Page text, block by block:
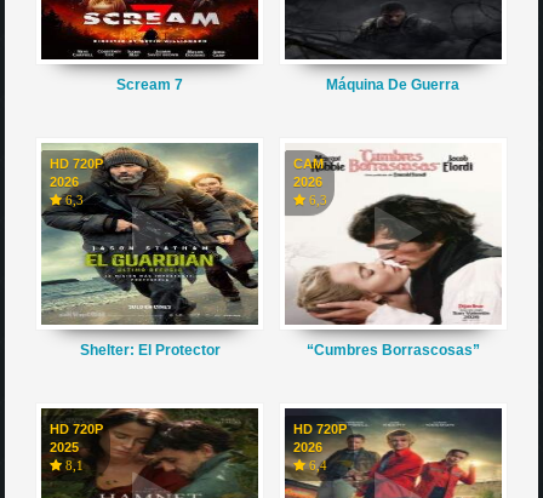
Scream 7 Máquina De Guerra
HD 720P
2026
6,3
Shelter: El Protector
CAM
2026
6,3
“Cumbres Borrascosas”
HD 720P
2025
8,1
HD 720P
2026
6,4